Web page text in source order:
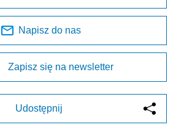
Napisz do nas
Zapisz się na newsletter
Udostępnij